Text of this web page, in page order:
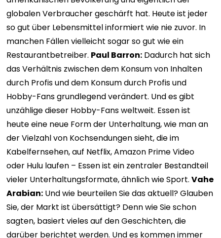
globalen Verbraucher geschärft hat. Heute ist jeder
so gut über Lebensmittel informiert wie nie zuvor. In
manchen Fällen vielleicht sogar so gut wie ein
Restaurantbetreiber. Paul Barron: Dadurch hat sich
das Verhältnis zwischen dem Konsum von Inhalten
durch Profis und dem Konsum durch Profis und
Hobby-Fans grundlegend verändert. Und es gibt
unzählige dieser Hobby-Fans weltweit. Essen ist
heute eine neue Form der Unterhaltung, wie man an
der Vielzahl von Kochsendungen sieht, die im
Kabelfernsehen, auf Netflix, Amazon Prime Video
oder Hulu laufen – Essen ist ein zentraler Bestandteil
vieler Unterhaltungsformate, ähnlich wie Sport.Vahe
Arabian: Und wie beurteilen Sie das aktuell? Glauben
Sie, der Markt ist übersättigt? Denn wie Sie schon
sagten, basiert vieles auf den Geschichten, die
darüber berichtet werden. Und es kommen immer